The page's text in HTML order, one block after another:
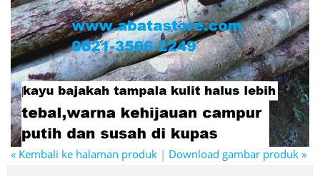
« Kembali ke halaman produk | Download gambar produk »